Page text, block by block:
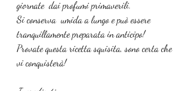
giornate  dai profumi primaverili.
Si conserva  umida a lungo e può essere
tranquillamente preparata in anticipo!
Provate questa ricetta squisita, sono certa che
vi conquisterà!